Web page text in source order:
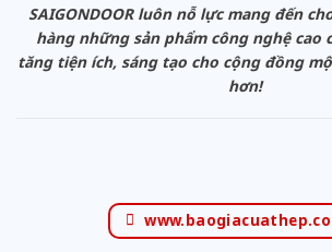
SAIGONDOOR luôn nỗ lực mang đến
hàng những sản phẩm công nghệ cao
tăng tiện ích, sáng tạo cho cộng đồng
hơn!